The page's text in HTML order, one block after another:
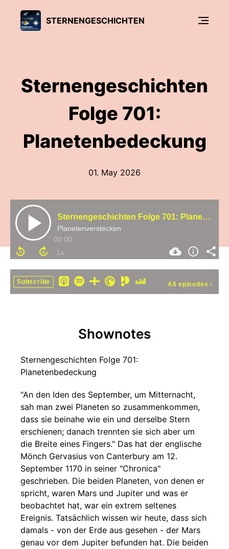
STERNENGESCHICHTEN
Sternengeschichten
Folge 701:
Planetenbedeckung
01. May 2026
Sternengeschichten Folge 701: Planetenbedeckung
Planetenverstecken
00:00
Subscribe All episodes ›
Shownotes
Sternengeschichten Folge 701:
Planetenbedeckung
"An den Iden des September, um Mitternacht,
sah man zwei Planeten so zusammenkommen,
dass sie beinahe wie ein und derselbe Stern
erschienen; danach trennten sie sich aber um
die Breite eines Fingers." Das hat der englische
Mönch Gervasius von Canterbury am 12.
September 1170 in seiner "Chronica"
geschrieben. Die beiden Planeten, von denen er
spricht, waren Mars und Jupiter und was er
beobachtet hat, war ein extrem seltenes
Ereignis. Tatsächlich wissen wir heute, dass sich
damals - von der Erde aus gesehen - der Mars
genau vor dem Jupiter befunden hat. Die beiden